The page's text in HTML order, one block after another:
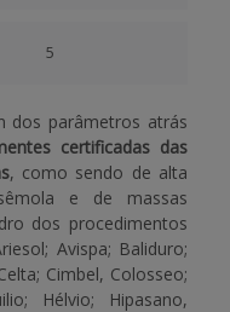
5
dos parâmetros atrás
certificadas das
, como sendo de alta
e de massas
dos procedimentos
Avispa; Baliduro;
Cimbel, Colosseo;
Hélvio; Hipasano,